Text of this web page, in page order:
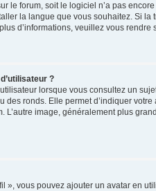
le forum, soit le logiciel n’a pas
la langue que vous souhaitez. Si
d’informations, veuillez vous rendre
?
lorsque vous consultez un
ronds. Elle permet d’indiquer
image, généralement plus
», vous pouvez ajouter un avatar en